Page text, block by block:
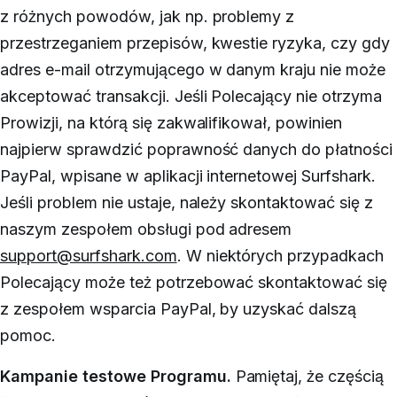
z różnych powodów, jak np. problemy z
przestrzeganiem przepisów, kwestie ryzyka, czy gdy
adres e-mail otrzymującego w danym kraju nie może
akceptować transakcji. Jeśli Polecający nie otrzyma
Prowizji, na którą się zakwalifikował, powinien
najpierw sprawdzić poprawność danych do płatności
PayPal, wpisane w aplikacji internetowej Surfshark.
Jeśli problem nie ustaje, należy skontaktować się z
naszym zespołem obsługi pod adresem
support@surfshark.com. W niektórych przypadkach
Polecający może też potrzebować skontaktować się
z zespołem wsparcia PayPal, by uzyskać dalszą
pomoc.
Kampanie testowe Programu. Pamiętaj, że częścią